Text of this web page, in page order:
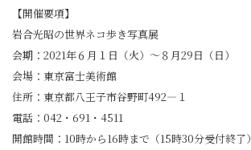
【開催要項】
岩合光昭の世界ネコ歩き写真展
会期：2021年６月１日（火）～８月29日（日）
会場：東京富士美術館
住所：東京都八王子市谷野町492―１
電話：042・691・4511
開館時間：10時から16時まで（15時30分受付終了）